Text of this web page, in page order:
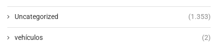
Uncategorized (1.353)
vehículos (2)